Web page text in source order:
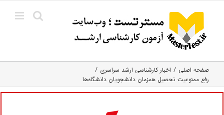
content
صفحه اصلی
اخبار کارشناسی ارشد سراسری
رفع ممنوعیت تحصیل همزمان دانشجویان دانشگاه‌ها